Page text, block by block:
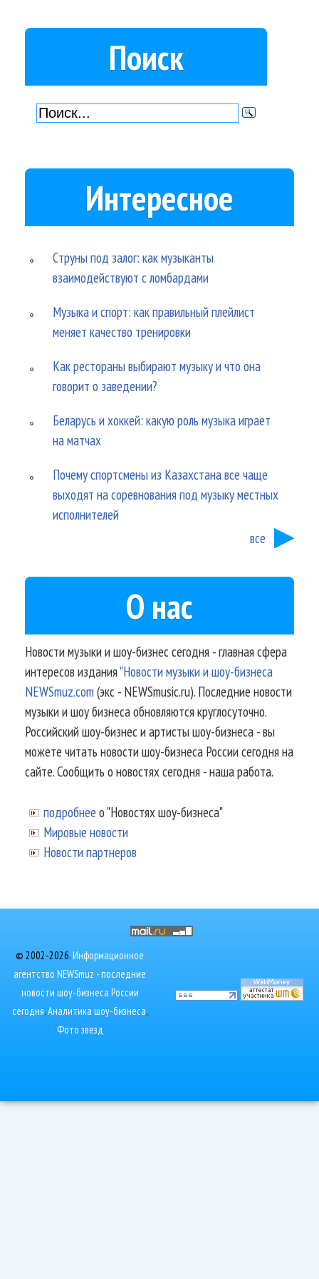
Поиск
Интересное
Струны под залог: как музыканты
взаимодействуют с ломбардами
Музыка и спорт: как правильный плейлист
меняет качество тренировки
Как рестораны выбирают музыку и что она
говорит о заведении?
Беларусь и хоккей: какую роль музыка играет
на матчах
Почему спортсмены из Казахстана все чаще
выходят на соревнования под музыку местных
исполнителей
все
О нас
Новости музыки и шоу-бизнес сегодня - главная сфера
интересов издания"Новости музыки и шоу-бизнеса
NEWSmuz.com(экс - NEWSmusic.ru). Последние новости
музыки и шоу бизнеса обновляются круглосуточно.
Российский шоу-бизнес и артисты шоу-бизнеса - вы
можете читать новости шоу-бизнеса России сегодня на
сайте. Сообщить о новостях сегодня - наша работа.
подробнее о "Новостях шоу-бизнеса"
Мировые новости
Новости партнеров
© 2002-2026.Информационное
агентство NEWSmuz - последние
новости шоу-бизнеса России
сегодня.Аналитика шоу-бизнеса,
Фото звезд